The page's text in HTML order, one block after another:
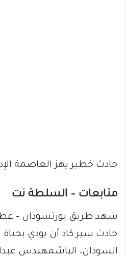
حادث خطير يهز العاصمة
متابعات – السلطة نت
شهد طريق بورتسودان –
حادث سير كاد أن يودي بحياة
السودان، الباشمهندس